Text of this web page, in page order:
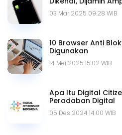
03 Mar 2025 09.28 WIB
10 Browser Anti
Digunakan
14 Mei 2025 15.02 WIB
Apa Itu Digital
Peradaban Digital
05 Des 2024 14.00 WIB